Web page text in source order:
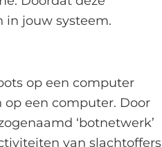
in jouw systeem.
op een computer
een computer. Door
‘botnetwerk’
van slachtoffers